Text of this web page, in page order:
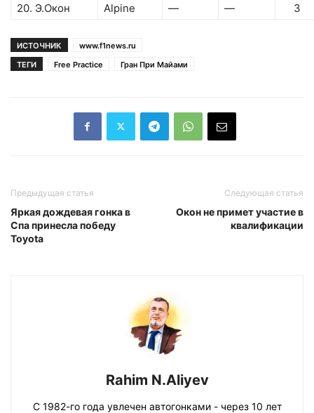
20. Э.Окон Alpine — — 3
ИСТОЧНИК
www.f1news.ru
ТЕГИ
Free Practice Гран При Майами
Предыдущая статья
Яркая дождевая гонка в
Спа принесла победу
Toyota
Следующая статья
Окон не примет участие в
квалификации
Rahim N.Aliyev
С 1982-го года увлечен автогонками - через 10 лет